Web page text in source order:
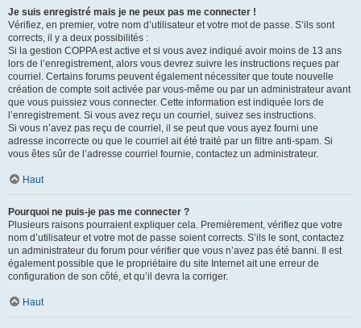
Je suis enregistré mais je ne peux pas me connecter !
Vérifiez, en premier, votre nom d’utilisateur et votre mot de passe. S’ils sont
corrects, il y a deux possibilités :
Si la gestion COPPA est active et si vous avez indiqué avoir moins de 13 ans
lors de l’enregistrement, alors vous devrez suivre les instructions reçues par
courriel. Certains forums peuvent également nécessiter que toute nouvelle
création de compte soit activée par vous-même ou par un administrateur avant
que vous puissiez vous connecter. Cette information est indiquée lors de
l’enregistrement. Si vous avez reçu un courriel, suivez ses instructions.
Si vous n’avez pas reçu de courriel, il se peut que vous ayez fourni une
adresse incorrecte ou que le courriel ait été traité par un filtre anti-spam. Si
vous êtes sûr de l’adresse courriel fournie, contactez un administrateur.
Haut
Pourquoi ne puis-je pas me connecter ?
Plusieurs raisons pourraient expliquer cela. Premièrement, vérifiez que votre
nom d’utilisateur et votre mot de passe soient corrects. S’ils le sont, contactez
un administrateur du forum pour vérifier que vous n’avez pas été banni. Il est
également possible que le propriétaire du site Internet ait une erreur de
configuration de son côté, et qu’il devra la corriger.
Haut